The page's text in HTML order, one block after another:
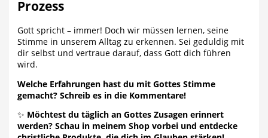
Prozess
Gott spricht – immer! Doch wir müssen lernen, seine
Stimme in unserem Alltag zu erkennen. Sei geduldig mit
dir selbst und vertraue darauf, dass Gott dich führen
wird.
Welche Erfahrungen hast du mit Gottes Stimme
gemacht? Schreib es in die Kommentare!
✨ Möchtest du täglich an Gottes Zusagen erinnert
werden? Schau in meinem Shop vorbei und entdecke